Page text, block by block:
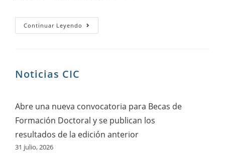
Continuar Leyendo
Noticias CIC
Abre una nueva convocatoria para Becas de
Formación Doctoral y se publican los
resultados de la edición anterior
31 julio, 2026